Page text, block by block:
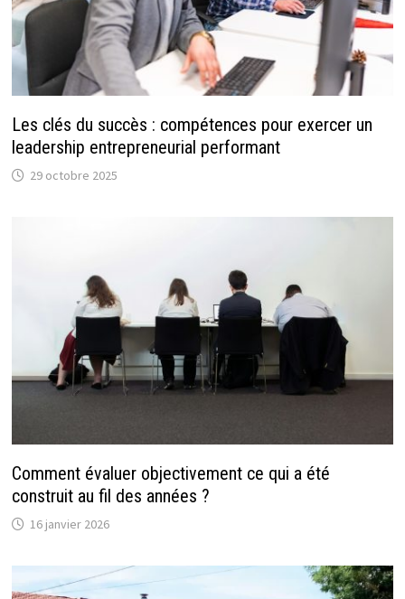
Les clés du succès : compétences pour exercer un
leadership entrepreneurial performant
29 octobre 2025
Comment évaluer objectivement ce qui a été
construit au fil des années ?
16 janvier 2026